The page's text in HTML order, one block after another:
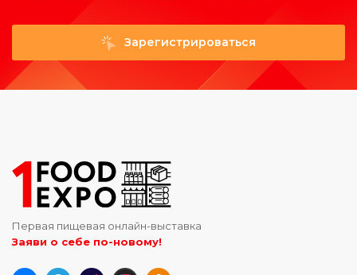
Зарегистрироваться
Первая пищевая онлайн-выставка
Заяви о себе по-новому!